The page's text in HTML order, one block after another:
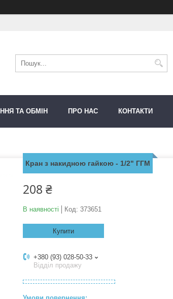
ТА ОБМІН ПРО НАС КОНТАКТИ
Кран з накидною гайкою - 1/2" ГГМ
208 ₴
В наявності Код: 373651
Купити
+380 (93) 028-50-33
Відділ продажу